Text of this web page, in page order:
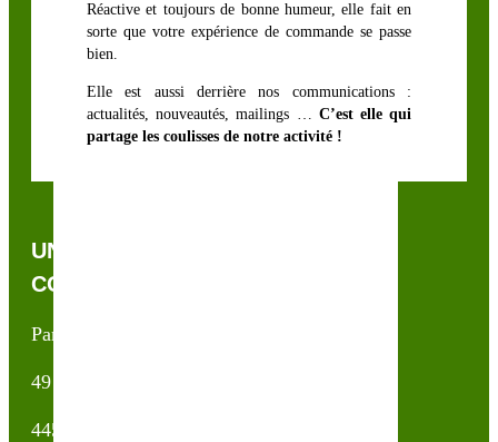
Réactive et toujours de bonne humeur, elle fait en
sorte que votre expérience de commande se passe
bien.
Elle est aussi derrière nos communications :
actualités, nouveautés, mailings … C’est elle qui
partage les coulisses de notre activité !
UNE QUESTION, UN CONSEIL ?
CONTACTEZ-NOUS !
Partner & Co SAS
49 avenue du Général de Gaulle
44500 La Baule Escoublac